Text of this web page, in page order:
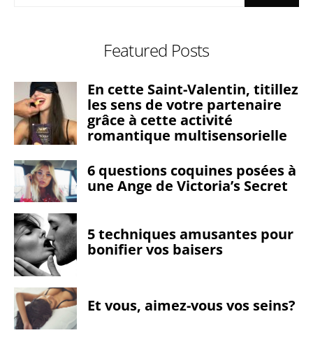
Featured Posts
En cette Saint-Valentin, titillez
les sens de votre partenaire
grâce à cette activité
romantique multisensorielle
6 questions coquines posées à
une Ange de Victoria’s Secret
5 techniques amusantes pour
bonifier vos baisers
Et vous, aimez-vous vos seins?